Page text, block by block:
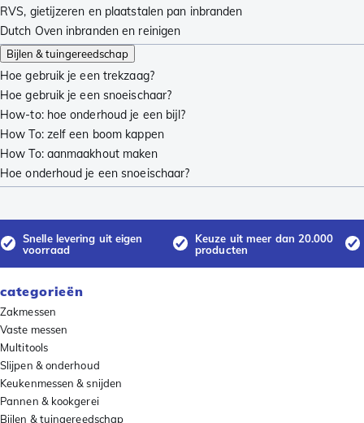
RVS, gietijzeren en plaatstalen pan inbranden
Dutch Oven inbranden en reinigen
Bijlen & tuingereedschap
Hoe gebruik je een trekzaag?
Hoe gebruik je een snoeischaar?
How-to: hoe onderhoud je een bijl?
How To: zelf een boom kappen
How To: aanmaakhout maken
Hoe onderhoud je een snoeischaar?
Snelle levering uit eigen
voorraad
Keuze uit meer dan 20.000
producten
categorieën
Zakmessen
Vaste messen
Multitools
Slijpen & onderhoud
Keukenmessen & snijden
Pannen & kookgerei
Bijlen & tuingereedschap